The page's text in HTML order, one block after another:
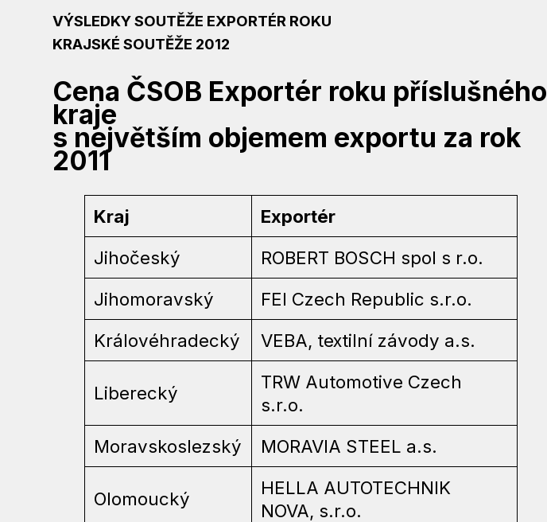
VÝSLEDKY SOUTĚŽE EXPORTÉR ROKU
KRAJSKÉ SOUTĚŽE 2012
Cena ČSOB Exportér roku příslušného
kraje
s největším objemem exportu za rok
2011
Kraj
Exportér
Jihočeský
ROBERT BOSCH spol s r.o.
Jihomoravský
FEI Czech Republic s.r.o.
Královéhradecký
VEBA, textilní závody a.s.
Liberecký
TRW Automotive Czech
s.r.o.
Moravskoslezský
MORAVIA STEEL a.s.
Olomoucký
HELLA AUTOTECHNIK
NOVA, s.r.o.